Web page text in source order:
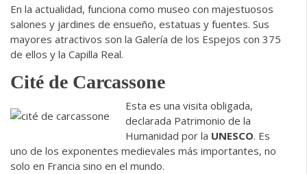
En la actualidad, funciona como museo con majestuosos
salones y jardines de ensueño, estatuas y fuentes. Sus
mayores atractivos son la Galería de los Espejos con 375
de ellos y la Capilla Real.
Cité de Carcassone
Esta es una visita obligada,
declarada Patrimonio de la
Humanidad por la UNESCO. Es
uno de los exponentes medievales más importantes, no
solo en Francia sino en el mundo.